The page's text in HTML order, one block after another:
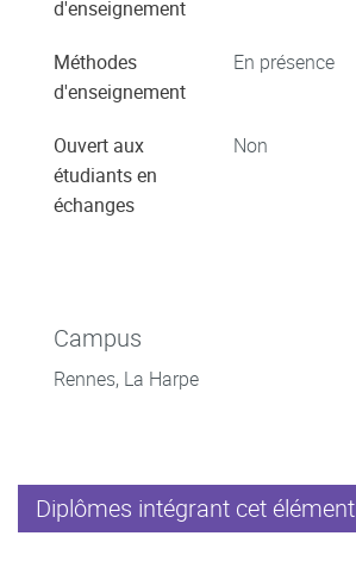
d'enseignement
Méthodes
d'enseignement
En présence
Ouvert aux
étudiants en
échanges
Non
Campus
Rennes, La Harpe
Diplômes intégrant cet élément